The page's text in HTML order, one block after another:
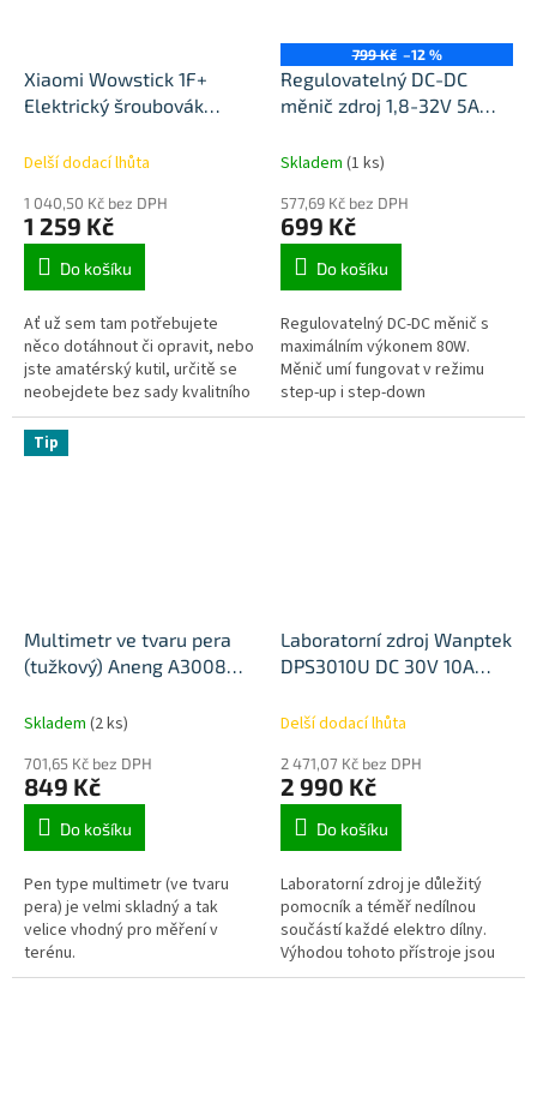
Xiaomi Wowstick 1F+
Elektrický šroubovák
Delší dodací lhůta
1 040,50 Kč bez DPH
1 259 Kč
Do košíku
Ať už sem tam potřebujete
něco dotáhnout či opravit, nebo
jste amatérský kutil, určitě se
neobejdete bez sady kvalitního
nářadí. Xiaomi WOWstick 1F+ je
elektrický šroubovák se...
799 Kč –12 %
Regulovatelný DC-DC
měnič zdroj 1,8-32V 5A
Skladem (1 ks)
577,69 Kč bez DPH
699 Kč
Do košíku
Regulovatelný DC-DC měnič s
maximálním výkonem 80W.
Měnič umí fungovat v režimu
step-up i step-down
Tip
Multimetr ve tvaru pera
(tužkový) Aneng A3008
Skladem (2 ks)
701,65 Kč bez DPH
849 Kč
Do košíku
Pen type multimetr (ve tvaru
pera) je velmi skladný a tak
velice vhodný pro měření v
terénu.
Laboratorní zdroj Wanptek
DPS3010U DC 30V 10A
Delší dodací lhůta
2 471,07 Kč bez DPH
2 990 Kč
Do košíku
Laboratorní zdroj je důležitý
pomocník a téměř nedílnou
součástí každé elektro dílny.
Výhodou tohoto přístroje jsou
relativně kompaktní rozměry